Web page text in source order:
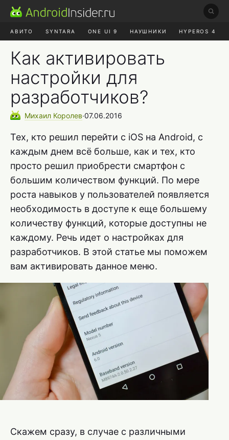
АВИТО SYNTARA ONE UI 9 НАУШНИКИ HYPEROS 4
Как активировать
настройки для
разработчиков?
Михаил Королев∙07.06.2016
Тех, кто решил перейти с iOS на Android, с
каждым днем всё больше, как и тех, кто
просто решил приобрести смартфон с
большим количеством функций. По мере
роста навыков у пользователей появляется
необходимость в доступе к еще большему
количеству функций, которые доступны не
каждому. Речь идет о настройках для
разработчиков. В этой статье мы поможем
вам активировать данное меню.
Скажем сразу, в случае с различными